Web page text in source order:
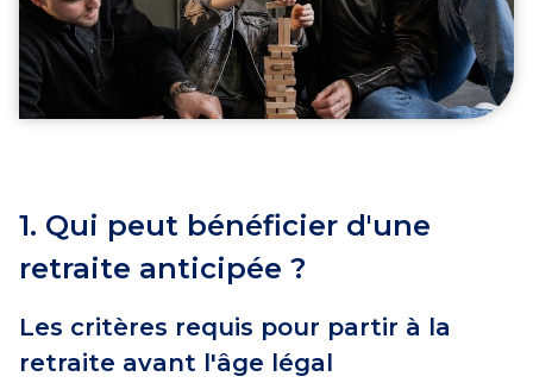
1. Qui peut bénéficier d'une
retraite anticipée ?
Les critères requis pour partir à la
retraite avant l'âge légal